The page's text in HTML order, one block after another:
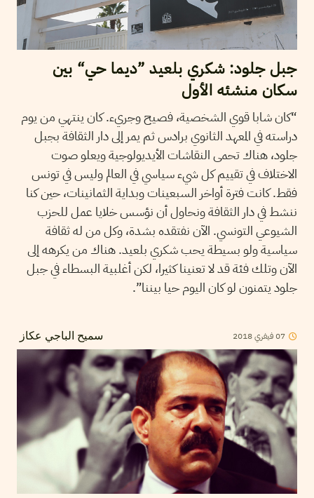
جبل جلود: شكري بلعيد ”ديما حي“ بين
سكان منشئه الأول
“كان شابا قوي الشخصية، فصيح وجريء. كان ينتهي من يوم
دراسته في المعهد الثانوي برادس ثم يمر إلى دار الثقافة بجبل
جلود، هناك تحمى النقاشات الأيديولوجية ويعلو صوت
الاختلاف في تقييم كل شيء سياسي في العالم وليس في تونس
فقط. كانت فترة أواخر السبعينات وبداية الثمانينات، حين كنا
ننشط في دار الثقافة ونحاول أن نؤسس خلايا عمل للحزب
الشيوعي التونسي. الآن نفتقده بشدة، وكل من له ثقافة
سياسية ولو بسيطة يحب شكري بلعيد. هناك من يكرهه إلى
الآن وتلك فئة قد لا تعنينا كثيرا، لكن أغلبية البسطاء في جبل
جلود يتمنون لو كان اليوم حيا بيننا”.
سميح الباجي عكاز 07فيفري2018